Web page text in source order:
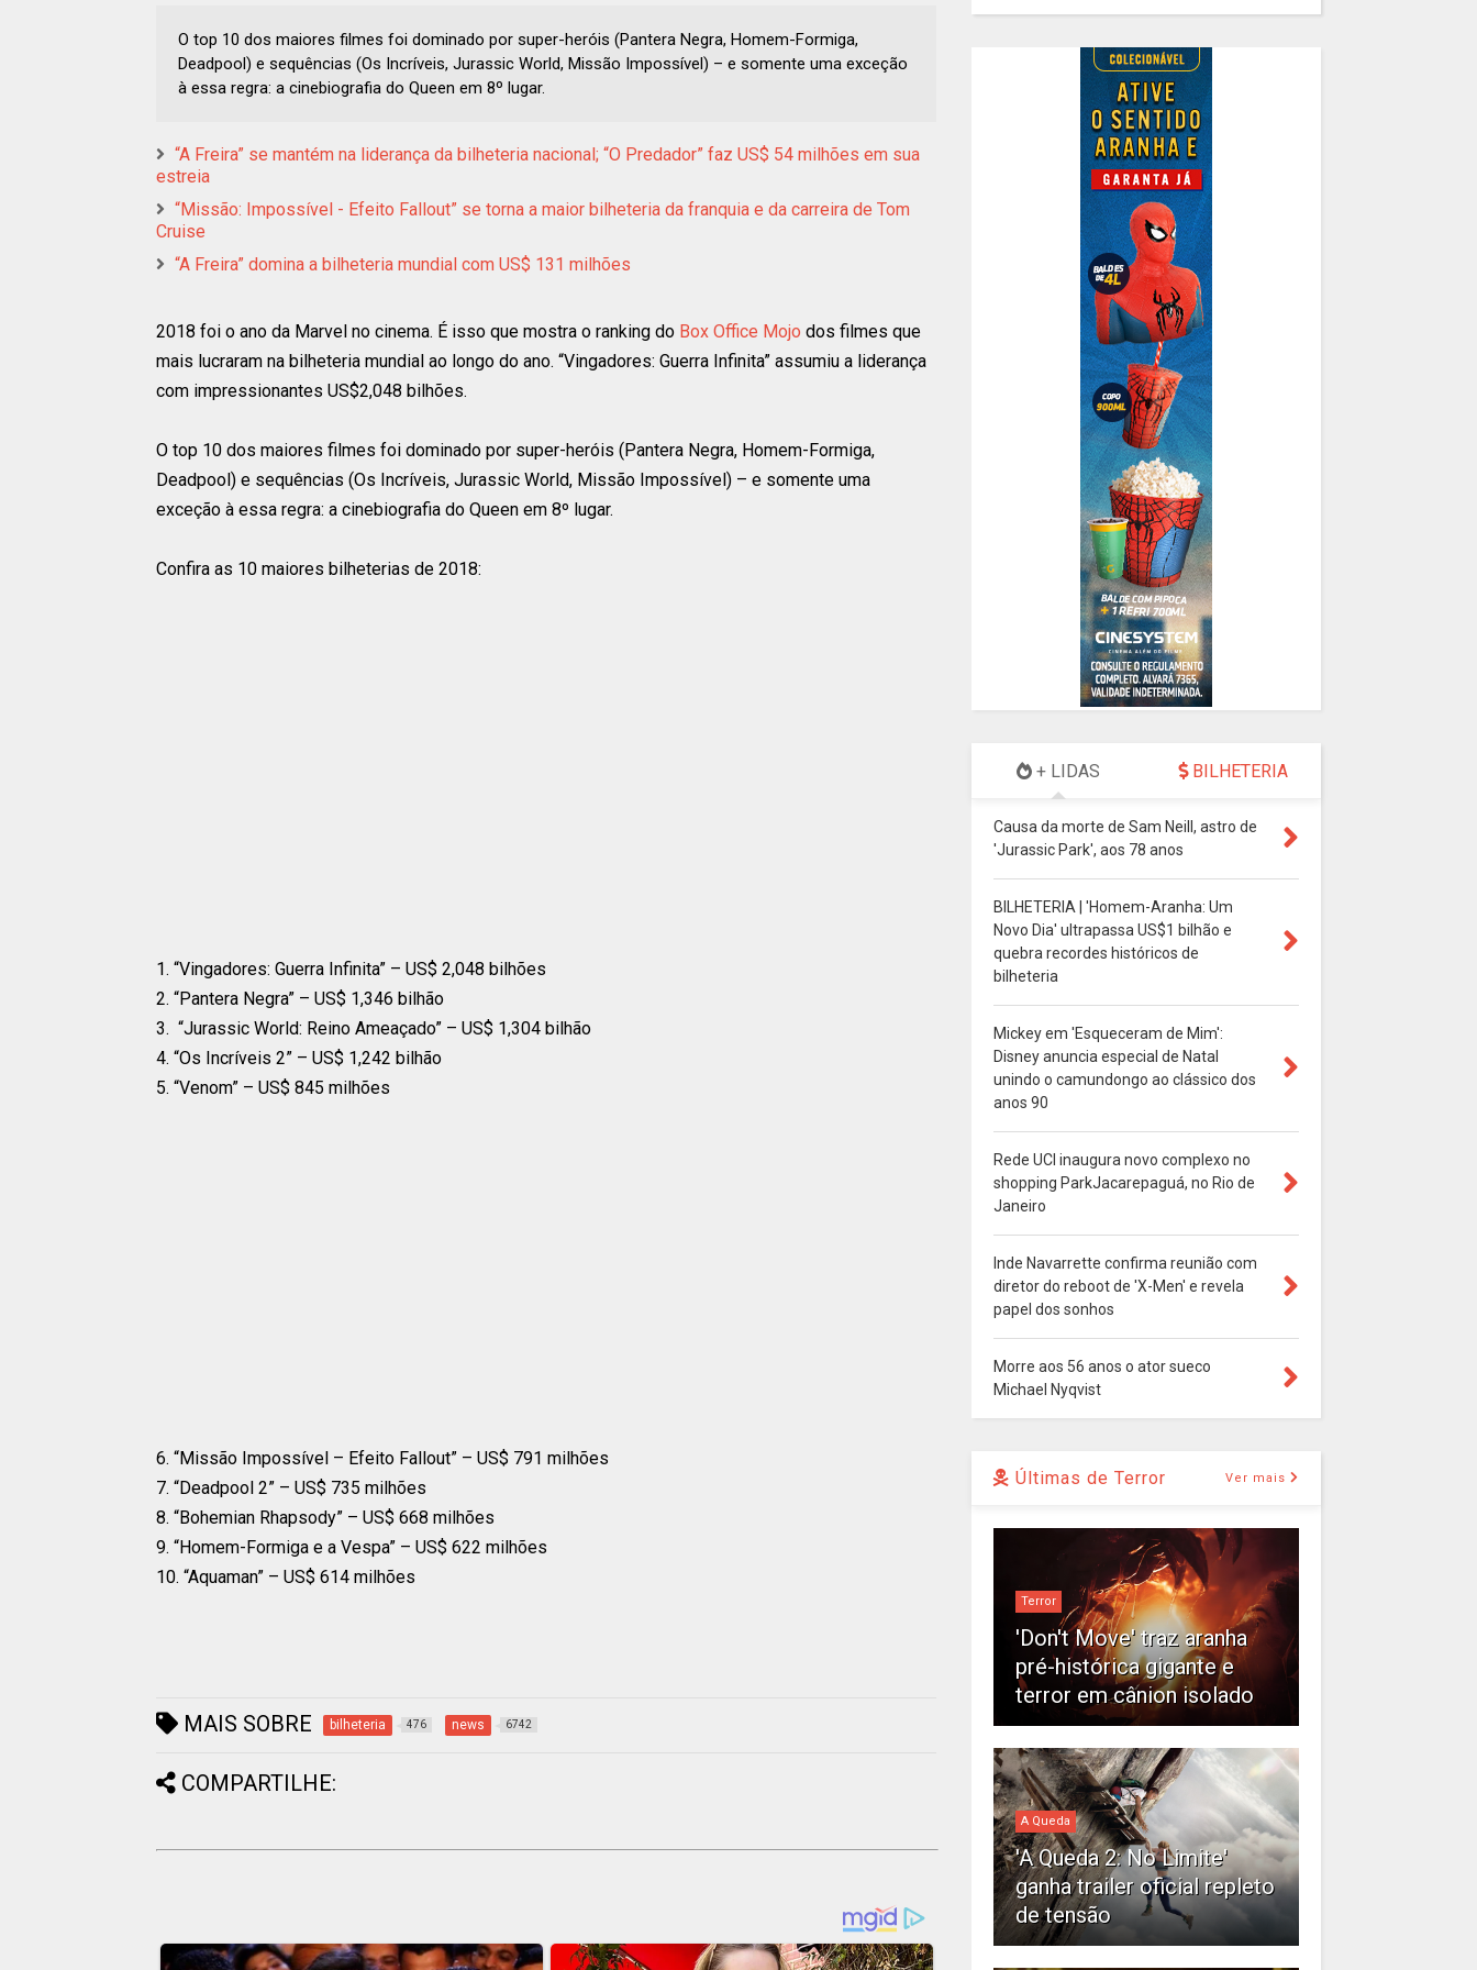
O top 10 dos maiores filmes foi dominado por super-heróis (Pantera Negra, Homem-Formiga,
Deadpool) e sequências (Os Incríveis, Jurassic World, Missão Impossível) – e somente uma exceção
à essa regra: a cinebiografia do Queen em 8º lugar.
“A Freira” se mantém na liderança da bilheteria nacional; “O Predador” faz US$ 54 milhões em sua
estreia
“Missão: Impossível - Efeito Fallout” se torna a maior bilheteria da franquia e da carreira de Tom
Cruise
“A Freira” domina a bilheteria mundial com US$ 131 milhões
2018 foi o ano da Marvel no cinema. É isso que mostra o ranking do Box Office Mojo dos filmes que
mais lucraram na bilheteria mundial ao longo do ano. “Vingadores: Guerra Infinita” assumiu a liderança
com impressionantes US$2,048 bilhões.
O top 10 dos maiores filmes foi dominado por super-heróis (Pantera Negra, Homem-Formiga,
Deadpool) e sequências (Os Incríveis, Jurassic World, Missão Impossível) – e somente uma
exceção à essa regra: a cinebiografia do Queen em 8º lugar.
Confira as 10 maiores bilheterias de 2018:
1. “Vingadores: Guerra Infinita” – US$ 2,048 bilhões
2. “Pantera Negra” – US$ 1,346 bilhão
3. “Jurassic World: Reino Ameaçado” – US$ 1,304 bilhão
4. “Os Incríveis 2” – US$ 1,242 bilhão
5. “Venom” – US$ 845 milhões
6. “Missão Impossível – Efeito Fallout” – US$ 791 milhões
7. “Deadpool 2” – US$ 735 milhões
8. “Bohemian Rhapsody” – US$ 668 milhões
9. “Homem-Formiga e a Vespa” – US$ 622 milhões
10. “Aquaman” – US$ 614 milhões
MAIS SOBRE bilheteria 476 news 6742
COMPARTILHE:
+ LIDAS BILHETERIA
Causa da morte de Sam Neill, astro de
'Jurassic Park', aos 78 anos
BILHETERIA | 'Homem-Aranha: Um
Novo Dia' ultrapassa US$1 bilhão e
quebra recordes históricos de
bilheteria
Mickey em 'Esqueceram de Mim':
Disney anuncia especial de Natal
unindo o camundongo ao clássico dos
anos 90
Rede UCI inaugura novo complexo no
shopping ParkJacarepaguá, no Rio de
Janeiro
Inde Navarrette confirma reunião com
diretor do reboot de 'X-Men' e revela
papel dos sonhos
Morre aos 56 anos o ator sueco
Michael Nyqvist
Últimas de Terror Ver mais
Terror
'Don't Move' traz aranha
pré-histórica gigante e
terror em cânion isolado
A Queda
'A Queda 2: No Limite'
ganha trailer oficial repleto
de tensão